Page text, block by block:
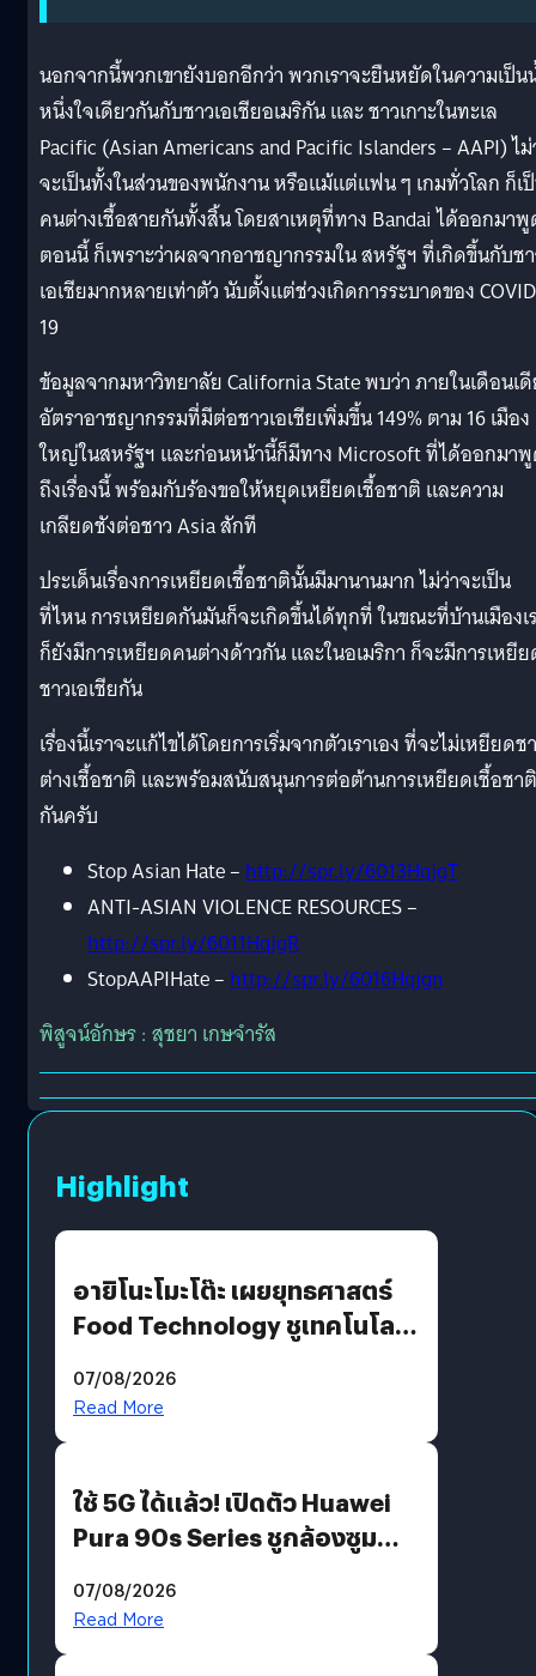
นอกจากนี้พวกเขายังบอกอีกว่า พวกเราจะยืนหยัดในความเป็น
หนึ่งใจเดียวกันกับชาวเอเชียอเมริกัน และ ชาวเกาะในทะเล
Pacific (Asian Americans and Pacific Islanders – AAPI) ไ
จะเป็นทั้งในส่วนของพนักงาน หรือแม้แต่แฟน ๆ เกมทั่วโลก ก็เ
คนต่างเชื้อสายกันทั้งสิ้น โดยสาเหตุที่ทาง Bandai ได้ออกมา
ตอนนี้ ก็เพราะว่าผลจากอาชญากรรมใน สหรัฐฯ ที่เกิดขึ้นกับช
เอเชียมากหลายเท่าตัว นับตั้งแต่ช่วงเกิดการระบาดของ
19
ข้อมูลจากมหาวิทยาลัย California State พบว่า ภายในเดือนเ
อัตราอาชญากรรมที่มีต่อชาวเอเชียเพิ่มขึ้น 149% ตาม 16 เมือง
ใหญ่ในสหรัฐฯ และก่อนหน้านี้ก็มีทาง Microsoft ที่ได้ออกมา
ถึงเรื่องนี้ พร้อมกับร้องขอให้หยุดเหยียดเชื้อชาติ และความ
เกลียดชังต่อชาว Asia สักที
ประเด็นเรื่องการเหยียดเชื้อชาตินั้นมีมานานมาก ไม่ว่าจะเป็น
ที่ไหน การเหยียดกันมันก็จะเกิดขึ้นได้ทุกที่ ในขณะที่บ้านเมืองเ
ก็ยังมีการเหยียดคนต่างด้าวกัน และในอเมริกา ก็จะมีการเหยี
ชาวเอเชียกัน
เรื่องนี้เราจะแก้ไขได้โดยการเริ่มจากตัวเราเอง ที่จะไม่เหยียดช
ต่างเชื้อชาติ และพร้อมสนับสนุนการต่อต้านการเหยียดเชื้อชาติ
กันครับ
Stop Asian Hate –http://spr.ly/6013HqjgT
ANTI-ASIAN VIOLENCE RESOURCES –
http://spr.ly/6011HqjgR
StopAAPIHate –http://spr.ly/6016Hqjgn
พิสูจน์อักษร : สุชยา เกษจำรัส
Highlight
อายิโนะโมะโต๊ะ เผยยุทธศาสตร์
Food Technology ชูเทคโนโลยี
บริโภคและ B2B
07/08/2026
Read More
ใช้ 5G ได้แล้ว! เปิดตัว Huawei
Pura 90s Series ชูกล้องซูม
07/08/2026
Read More